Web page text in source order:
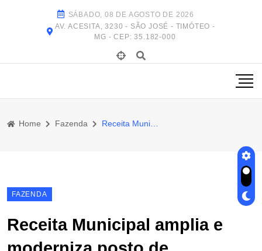
SÁBADO, 08 DE AGOSTO DE 2026
AV. ACESITA, 3230 - SÃO JOSÉ - TIMÓTEO -
MG - CEP: 35.182-000
Home Fazenda
FAZENDA
Receita Municipal amplia e